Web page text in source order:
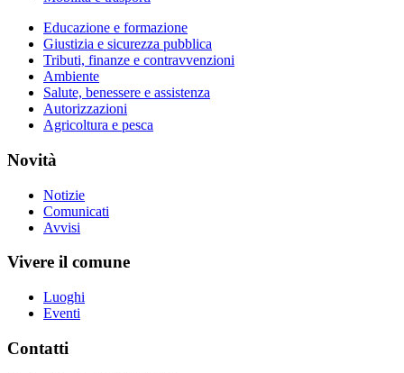
Educazione e formazione
Giustizia e sicurezza pubblica
Tributi, finanze e contravvenzioni
Ambiente
Salute, benessere e assistenza
Autorizzazioni
Agricoltura e pesca
Novità
Notizie
Comunicati
Avvisi
Vivere il comune
Luoghi
Eventi
Contatti